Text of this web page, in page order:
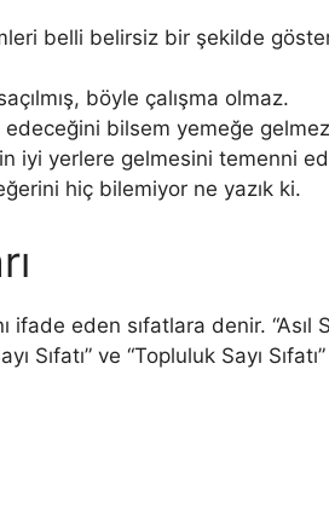
belli belirsiz bir şekilde
böyle çalışma olmaz.
edeceğini bilsem yemeğe
iyi yerlere gelmesini temenni
hiç bilemiyor ne yazık ki.
ifade eden sıfatlara denir. “Asıl
Sıfatı” ve “Topluluk Sayı